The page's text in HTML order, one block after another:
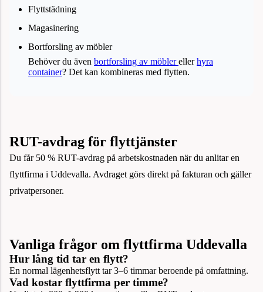
Flyttstädning
Magasinering
Bortforsling av möbler
Behöver du även bortforsling av möblerellerhyra
container? Det kan kombineras med flytten.
RUT-avdrag för flyttjänster
Du får 50 % RUT-avdrag på arbetskostnaden när du anlitar en
flyttfirma i Uddevalla. Avdraget görs direkt på fakturan och gäller
privatpersoner.
Vanliga frågor om flyttfirma Uddevalla
Hur lång tid tar en flytt?
En normal lägenhetsflytt tar 3–6 timmar beroende på omfattning.
Vad kostar flyttfirma per timme?